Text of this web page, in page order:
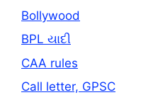
Bollywood
BPL યાદી
CAA rules
Call letter, GPSC